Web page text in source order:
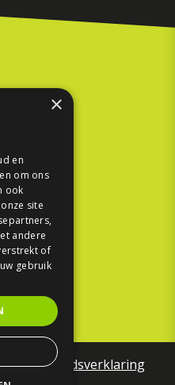
×
en
om ons
ook
site
andere
of
gebruik